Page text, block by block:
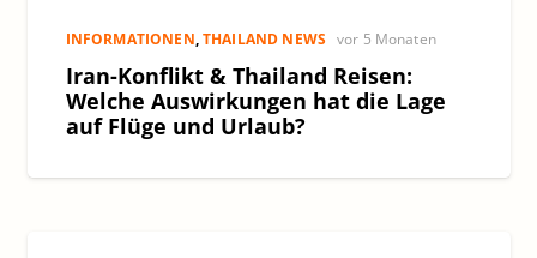
INFORMATIONEN,THAILAND NEWS vor 5 Monaten
Iran-Konflikt & Thailand Reisen:
Welche Auswirkungen hat die Lage
auf Flüge und Urlaub?